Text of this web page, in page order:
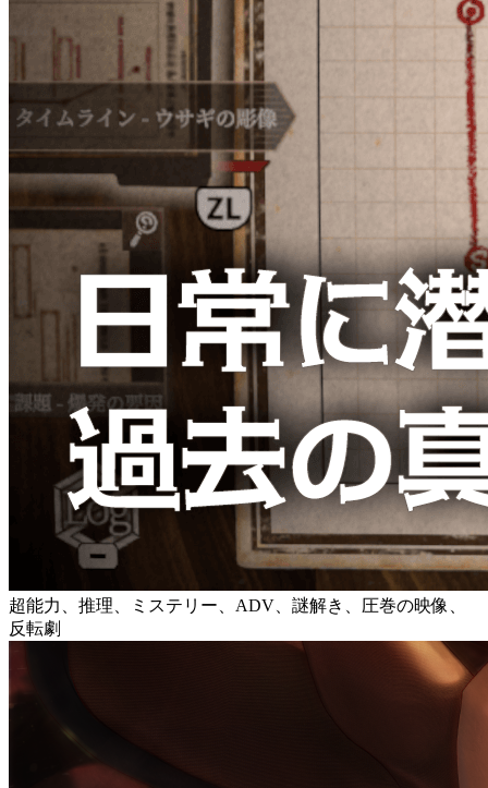
超能力、推理、ミステリー、ADV、謎解き、圧巻の映像、
反転劇